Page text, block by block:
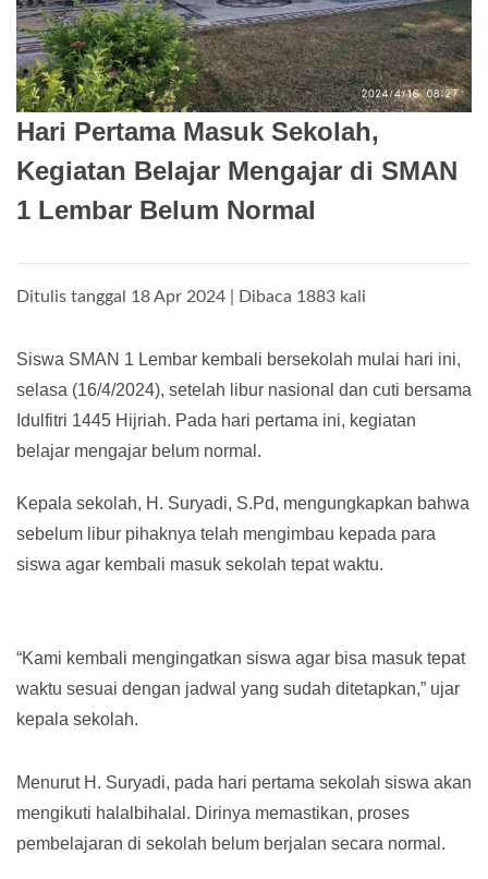
Hari Pertama Masuk Sekolah,
Kegiatan Belajar Mengajar di SMAN
1 Lembar Belum Normal
Ditulis tanggal 18 Apr 2024 | Dibaca 1883 kali
Siswa SMAN 1 Lembar kembali bersekolah mulai hari ini,
selasa (16/4/2024), setelah libur nasional dan cuti bersama
Idulfitri 1445 Hijriah. Pada hari pertama ini, kegiatan
belajar mengajar belum normal.
Kepala sekolah, H. Suryadi, S.Pd, mengungkapkan bahwa
sebelum libur pihaknya telah mengimbau kepada para
siswa agar kembali masuk sekolah tepat waktu.
“Kami kembali mengingatkan siswa agar bisa masuk tepat
waktu sesuai dengan jadwal yang sudah ditetapkan,” ujar
kepala sekolah.
Menurut H. Suryadi, pada hari pertama sekolah siswa akan
mengikuti halalbihalal. Dirinya memastikan, proses
pembelajaran di sekolah belum berjalan secara normal.